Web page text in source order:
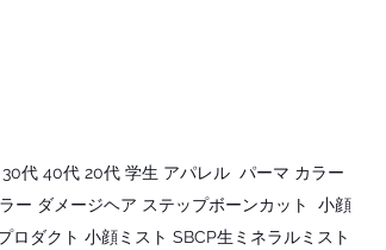
代 40代 20代 学生 アパレル  パーマ カラー
ー ダメージヘア ステップボーンカット  小顔
ロダクト 小顔ミスト SBCP生ミネラルミスト